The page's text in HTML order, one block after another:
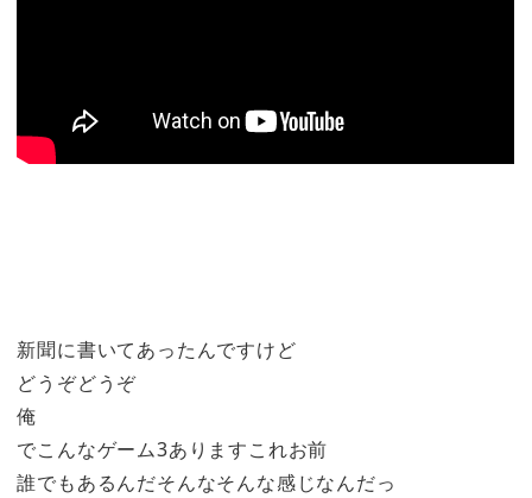
新聞に書いてあったんですけど
どうぞどうぞ
俺
でこんなゲーム3ありますこれお前
誰でもあるんだそんなそんな感じなんだっ